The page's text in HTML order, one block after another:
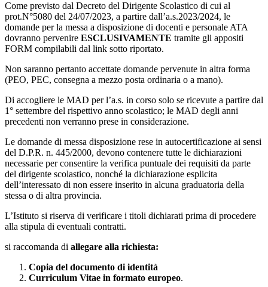
Come previsto dal Decreto del Dirigente Scolastico di cui al
prot.N°5080 del 24/07/2023, a partire dall’a.s.2023/2024, le
domande per la messa a disposizione di docenti e personale ATA
dovranno pervenire ESCLUSIVAMENTE tramite gli appositi
FORM compilabili dal link sotto riportato.
Non saranno pertanto accettate domande pervenute in altra forma
(PEO, PEC, consegna a mezzo posta ordinaria o a mano).
Di accogliere le MAD per l’a.s. in corso solo se ricevute a partire dal
1° settembre del rispettivo anno scolastico; le MAD degli anni
precedenti non verranno prese in considerazione.
Le domande di messa disposizione rese in autocertificazione ai sensi
del D.P.R. n. 445/2000, devono contenere tutte le dichiarazioni
necessarie per consentire la verifica puntuale dei requisiti da parte
del dirigente scolastico, nonché la dichiarazione esplicita
dell’interessato di non essere inserito in alcuna graduatoria della
stessa o di altra provincia.
L’Istituto si riserva di verificare i titoli dichiarati prima di procedere
alla stipula di eventuali contratti.
si raccomanda di allegare alla richiesta:
Copia del documento di identità
Curriculum Vitae in formato europeo.